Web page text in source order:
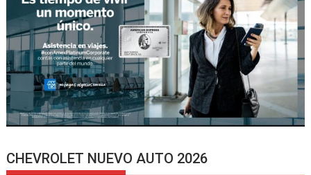
CHEVROLET NUEVO AUTO 2026